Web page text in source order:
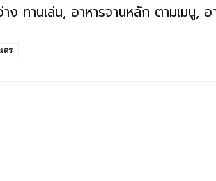
าง ทานเล่น, อาหารจานหลัก ตามเมนู, อ
คร